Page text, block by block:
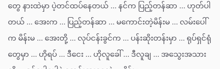
တွေ နားထဲမှာ ပဲ့တင်ထပ်နေတယ် … နင်က ပြည့်တန်ဆာ … ဟုတ်ပါ
တယ် … အေးက … ပြည့်တန်ဆာ … မကောင်းတဲ့မိန်းမ … လမ်းပေါ်
က မိန်းမ … အေးတို့ … လုပ်ငန်းခွင်က … ပန်းဆိုးတန်းမှာ … ရုပ်ရှင်ရုံ
တွေမှာ … ဟိုရပ် … ဒီငေး … ဟိုလူခေါ် … ဒီလူချ … အသွေးအသား